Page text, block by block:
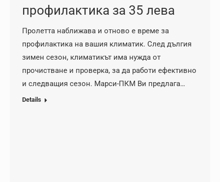
профилактика за 35 лева
Пролетта наближава и отново е време за
профилактика на вашия климатик. След дългия
зимен сезон, климатикът има нужда от
прочистване и проверка, за да работи ефективно
и следващия сезон. Марси-ПКМ Ви предлага…
Details